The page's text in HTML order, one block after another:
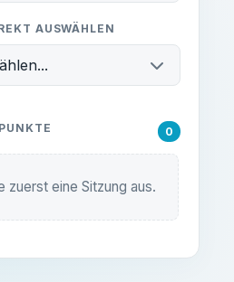
AUSWÄHLEN
0
zuerst eine Sitzung aus.